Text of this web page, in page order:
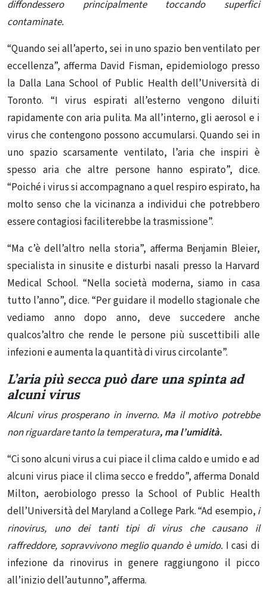
diffondessero principalmente toccando superfici
contaminate.
“Quando sei all’aperto, sei in uno spazio ben ventilato per
eccellenza”, afferma David Fisman, epidemiologo presso
la Dalla Lana School of Public Health dell’Università di
Toronto. “I virus espirati all’esterno vengono diluiti
rapidamente con aria pulita. Ma all’interno, gli aerosol e i
virus che contengono possono accumularsi. Quando sei in
uno spazio scarsamente ventilato, l’aria che inspiri è
spesso aria che altre persone hanno espirato”, dice.
“Poiché i virus si accompagnano a quel respiro espirato, ha
molto senso che la vicinanza a individui che potrebbero
essere contagiosi faciliterebbe la trasmissione”.
“Ma c’è dell’altro nella storia”, afferma Benjamin Bleier,
specialista in sinusite e disturbi nasali presso la Harvard
Medical School. “Nella società moderna, siamo in casa
tutto l’anno”, dice. “Per guidare il modello stagionale che
vediamo anno dopo anno, deve succedere anche
qualcos’altro che rende le persone più suscettibili alle
infezioni e aumenta la quantità di virus circolante”.
L’aria più secca può dare una spinta ad
alcuni virus
Alcuni virus prosperano in inverno. Ma il motivo potrebbe
non riguardare tanto la temperatura, ma l’umidità.
“Ci sono alcuni virus a cui piace il clima caldo e umido e ad
alcuni virus piace il clima secco e freddo”, afferma Donald
Milton, aerobiologo presso la School of Public Health
dell’Università del Maryland a College Park. “Ad esempio, i
rinovirus, uno dei tanti tipi di virus che causano il
raffreddore, sopravvivono meglio quando è umido.I casi di
infezione da rinovirus in genere raggiungono il picco
all’inizio dell’autunno”, afferma.